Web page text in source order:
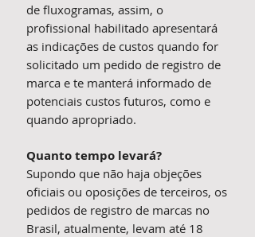
de fluxogramas, assim, o
profissional habilitado apresentará
as indicações de custos quando for
solicitado um pedido de registro de
marca e te manterá informado de
potenciais custos futuros, como e
quando apropriado.
Quanto tempo levará?
Supondo que não haja objeções
oficiais ou oposições de terceiros, os
pedidos de registro de marcas no
Brasil, atualmente, levam até 18